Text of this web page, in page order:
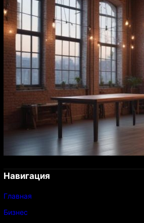
Навигация
Главная
Бизнес